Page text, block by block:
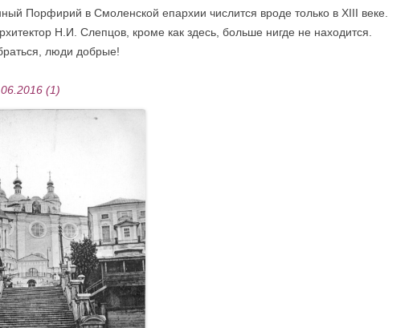
Порфирий в Смоленской епархии числится вроде только в XIII веке.
Н.И. Слепцов, кроме как здесь, больше нигде не находится.
люди добрые!
(1)